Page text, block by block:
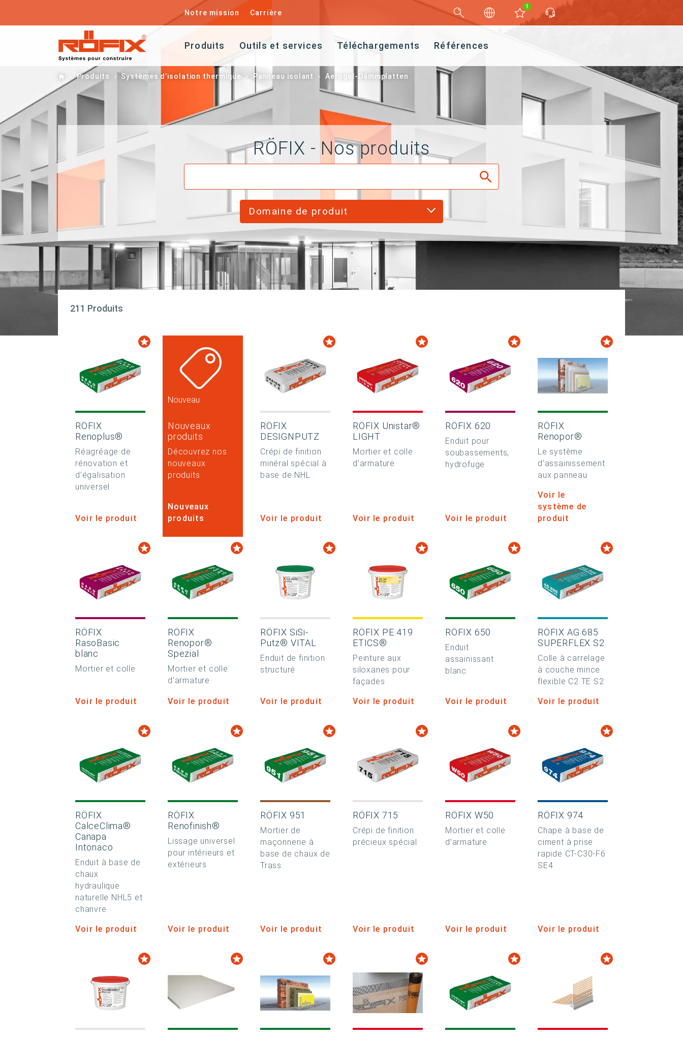
Notre mission Carrière
1
Produits Outils et services Téléchargements Références
Home
Produits Systèmes d’isolation thermique Panneau isolant Aerogel-Dämmplatten
RÖFIX - Nos produits
Domaine de produit
211 Produits
RÖFIX
Renoplus®
Réagréage de
rénovation et
d’égalisation
universel
Voir le produit
Nouveau
Nouveaux
produits
Découvrez nos
nouveaux
produits
Nouveaux
produits
RÖFIX
DESIGNPUTZ
Crépi de finition
minéral spécial à
base de NHL
Voir le produit
RÖFIX Unistar®
LIGHT
Mortier et colle
d’armature
Voir le produit
RÖFIX 620
Enduit pour
soubassements,
hydrofuge
Voir le produit
RÖFIX
Renopor®
Le système
d’assainissement
aux panneau
Voir le
système de
produit
RÖFIX
RasoBasic
blanc
Mortier et colle
Voir le produit
RÖFIX
Renopor®
Spezial
Mortier et colle
d’armature
Voir le produit
RÖFIX SiSi-
Putz® VITAL
Enduit de finition
structuré
Voir le produit
RÖFIX PE 419
ETICS®
Peinture aux
siloxanes pour
façades
Voir le produit
RÖFIX 650
Enduit
assainissant
blanc
Voir le produit
RÖFIX AG 685
SUPERFLEX S2
Colle à carrelage
à couche mince
flexible C2 TE S2
Voir le produit
RÖFIX
CalceClima®
Canapa
Intonaco
Enduit à base de
chaux
hydraulique
naturelle NHL5 et
chanvre
Voir le produit
RÖFIX
Renofinish®
Lissage universel
pour intérieurs et
extérieurs
Voir le produit
RÖFIX 951
Mortier de
maçonnerie à
base de chaux de
Trass
Voir le produit
RÖFIX 715
Crépi de finition
précieux spécial
Voir le produit
RÖFIX W50
Mortier et colle
d’armature
Voir le produit
RÖFIX 974
Chape à base de
ciment à prise
rapide CT-C30-F6
SE4
Voir le produit